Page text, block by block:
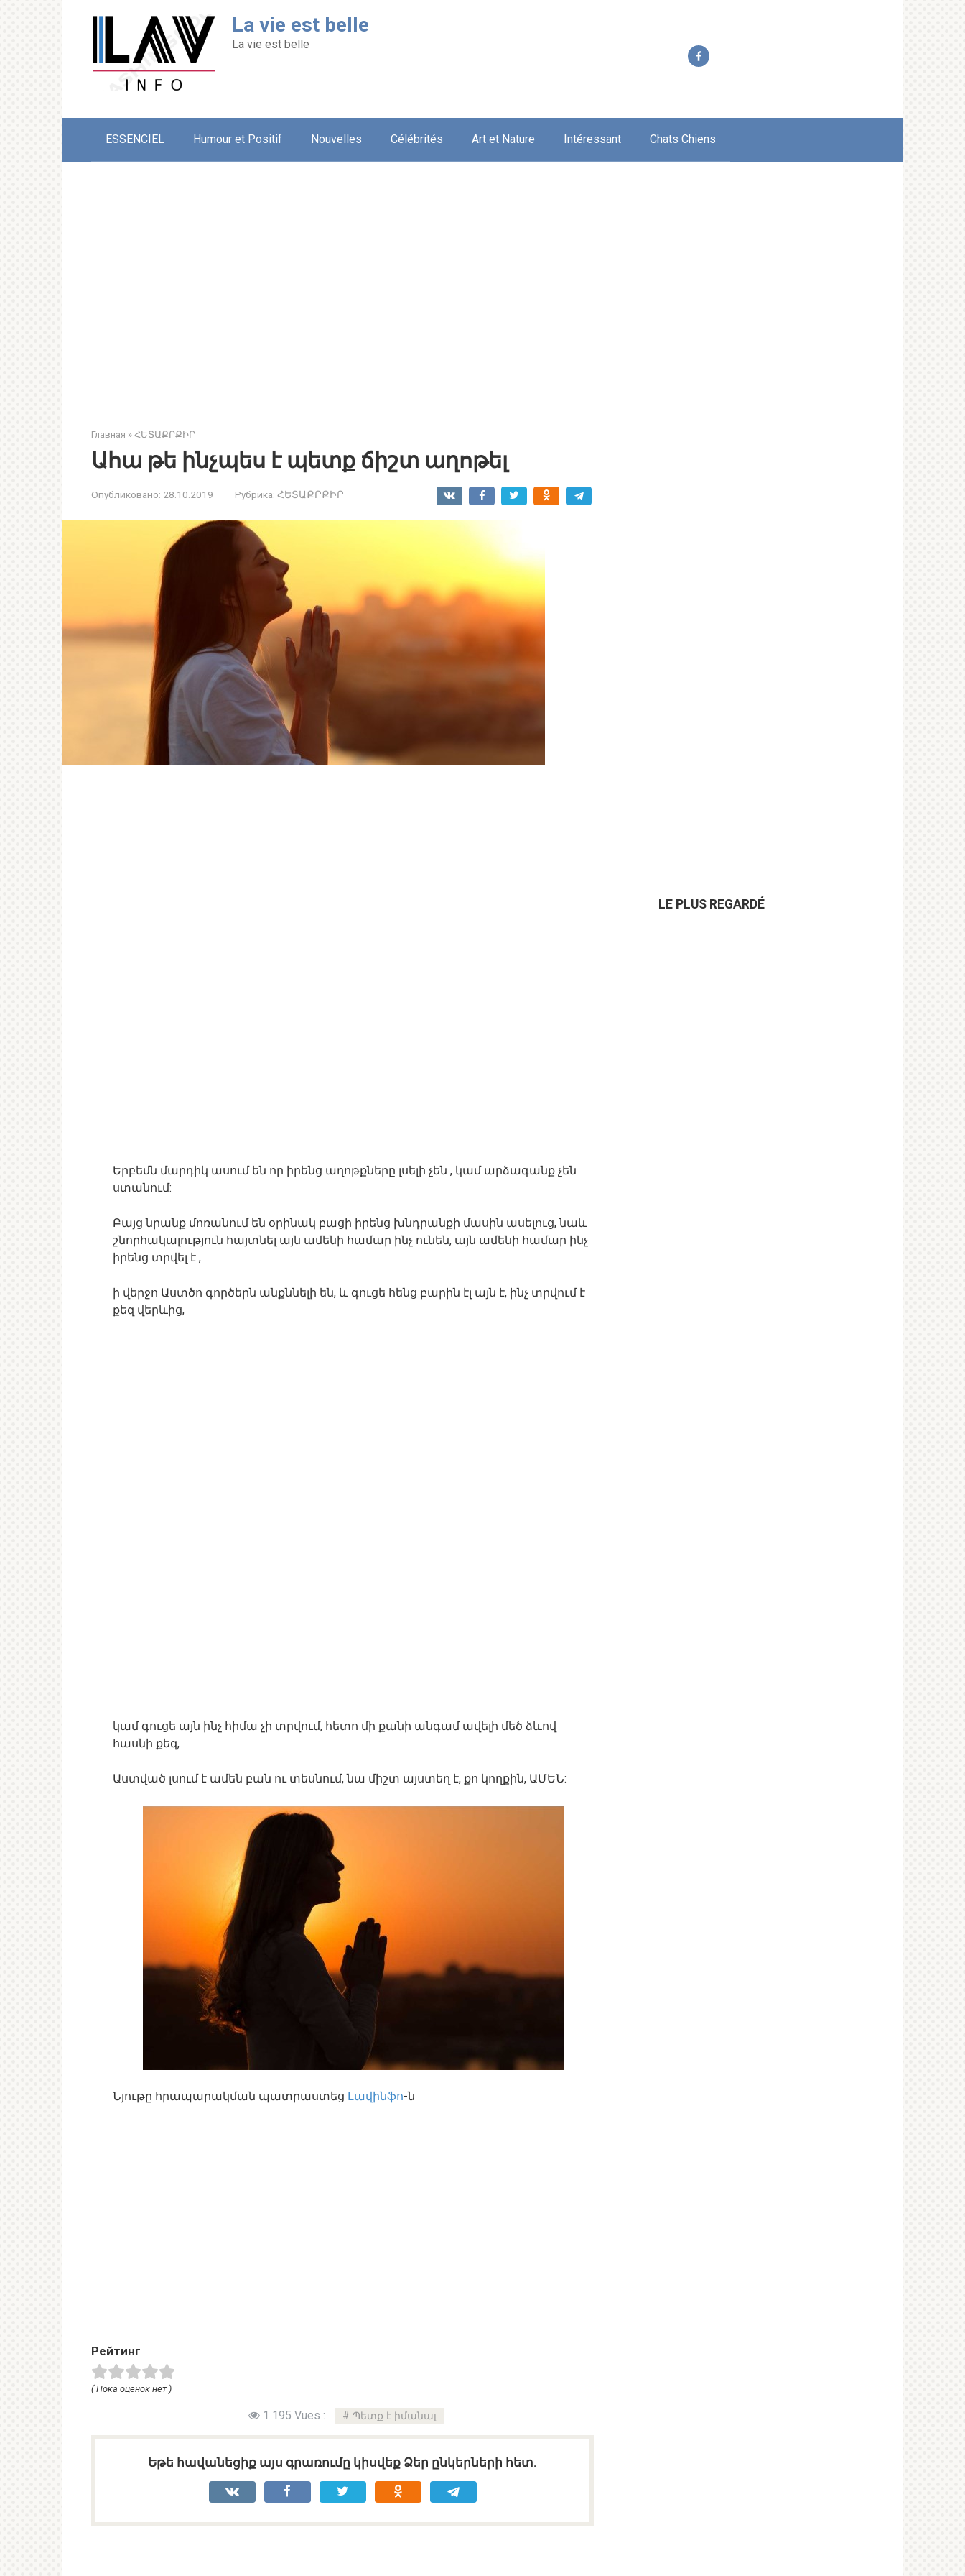
La vie est belle
La vie est belle
ESSENCIEL Humour et Positif Nouvelles Célébrités Art et Nature Intéressant Chats Chiens
Главная » ՀԵՏԱՔՐՔԻՐ
Ահա թե ինչպես է պետք ճիշտ աղոթել
Опубликовано: 28.10.2019 Рубрика: ՀԵՏԱՔՐՔԻՐ
Երբեմն մարդիկ ասում են որ իրենց աղոթքները լսելի չեն , կամ արձագանք չեն
ստանում:
Բայց նրանք մոռանում են օրինակ բացի իրենց խնդրանքի մասին ասելուց, նաև
շնորհակալություն հայտնել այն ամենի համար ինչ ունեն, այն ամենի համար ինչ
իրենց տրվել է ,
ի վերջո Աստծո գործերն անքննելի են, և գուցե հենց բարին էլ այն է, ինչ տրվում է
քեզ վերևից,
կամ գուցե այն ինչ հիմա չի տրվում, հետո մի քանի անգամ ավելի մեծ ձևով
հասնի քեզ,
Աստված լսում է ամեն բան ու տեսնում, նա միշտ այստեղ է, քո կողքին, ԱՄԵՆ:
Նյութը հրապարակման պատրաստեց Լավինֆո-ն
Рейтинг
( Пока оценок нет )
1 195 Vues : Պետք է իմանալ
Եթե հավանեցիք այս գրառումը կիսվեք Ձեր ընկերների հետ.
LE PLUS REGARDÉ